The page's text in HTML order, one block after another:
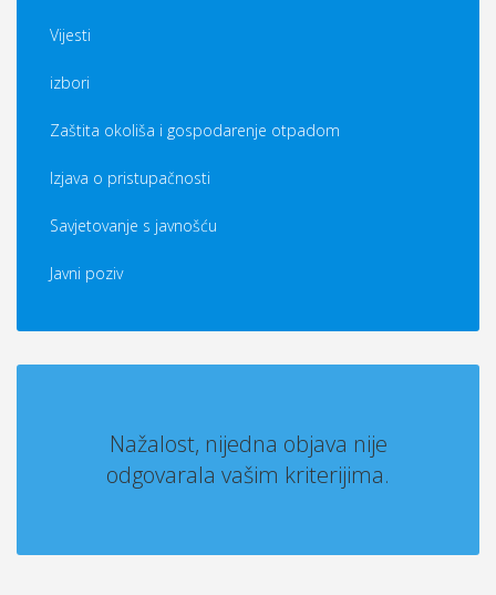
Vijesti
izbori
Zaštita okoliša i gospodarenje otpadom
Izjava o pristupačnosti
Savjetovanje s javnošću
Javni poziv
Nažalost, nijedna objava nije
odgovarala vašim kriterijima.